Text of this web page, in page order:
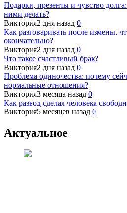
Подарки, презенты и чувство
ними делать?
Виктория2 дня назад 0
Как разговаривать после измены,
окончательно?
Виктория2 дня назад 0
Что такое счастливый брак?
Виктория2 дня назад 0
Проблема одиночества: почему
нормальные отношения?
Виктория3 месяца назад 0
Как развод сделал человека
Виктория5 месяцев назад 0
Актуальное